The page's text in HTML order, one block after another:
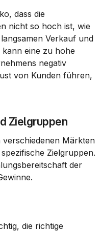
dass die
nicht so hoch ist, wie
Verkauf und
eine zu hohe
negativ
von Kunden führen,
Zielgruppen
verschiedenen Märkten
Zielgruppen.
der
die richtige